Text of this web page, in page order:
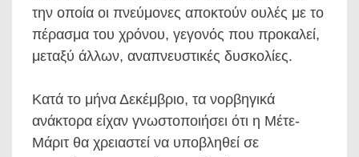
την οποία οι πνεύμονες αποκτούν ουλές με το
πέρασμα του χρόνου, γεγονός που προκαλεί,
μεταξύ άλλων, αναπνευστικές δυσκολίες.
Κατά το μήνα Δεκέμβριο, τα νορβηγικά
ανάκτορα είχαν γνωστοποιήσει ότι η Μέτε-
Μάριτ θα χρειαστεί να υποβληθεί σε